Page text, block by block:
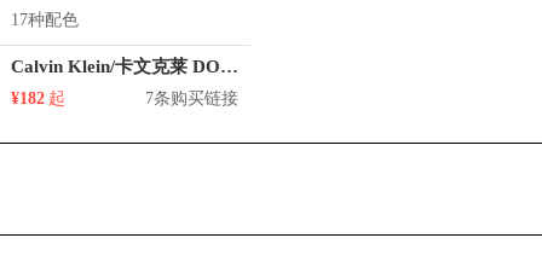
17种配色
Calvin Klein/卡文克莱 DOWNTOWN系列 纯色情侣项链
¥182 起 7条购买链接